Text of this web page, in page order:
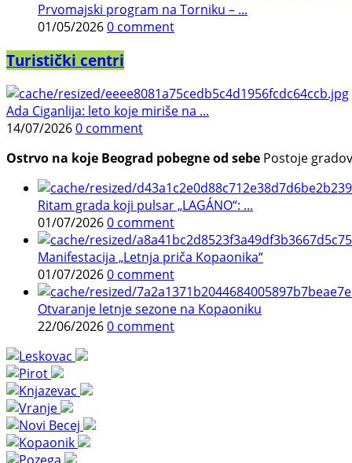
Prvomajski program na Torniku – ...
01/05/20260 comment
Turistički centri
Ada Ciganlija: leto koje miriše na ...
14/07/20260 comment
Ostrvo na koje Beograd pobegne od sebe Postoje
Ritam grada koji pulsar „LAGÁNO“: ...
01/07/20260 comment
Manifestacija „Letnja priča Kopaonika“
01/07/20260 comment
Otvaranje letnje sezone na Kopaoniku
22/06/20260 comment